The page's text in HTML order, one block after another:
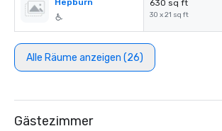
Hepburn 630 sq ft
30 x 21 sq ft
Alle Räume anzeigen (26)
Gästezimmer